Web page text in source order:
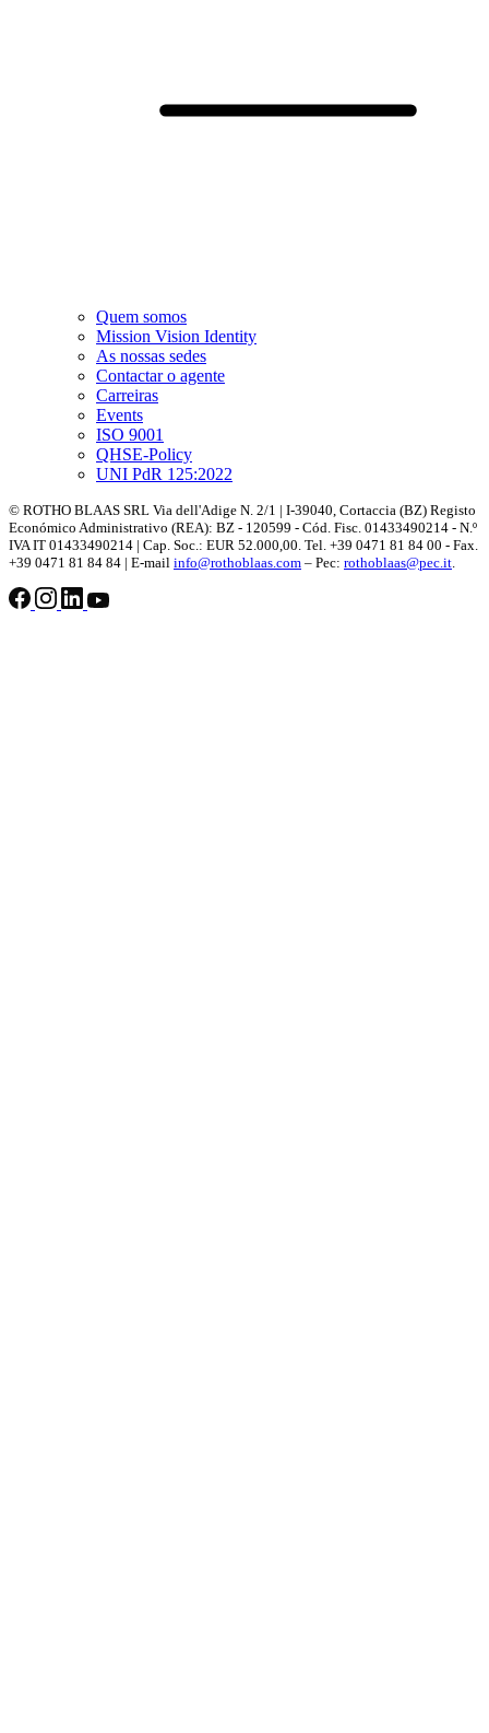
Quem somos
Mission Vision Identity
As nossas sedes
Contactar o agente
Carreiras
Events
ISO 9001
QHSE-Policy
UNI PdR 125:2022
© ROTHO BLAAS SRL Via dell'Adige N. 2/1 | I-39040, Cortaccia (BZ) Registo
Económico Administrativo (REA): BZ - 120599 - Cód. Fisc. 01433490214 - N.º
IVA IT 01433490214 | Cap. Soc.: EUR 52.000,00. Tel. +39 0471 81 84 00 - Fax.
+39 0471 81 84 84 | E-mail info@rothoblaas.com – Pec: rothoblaas@pec.it.